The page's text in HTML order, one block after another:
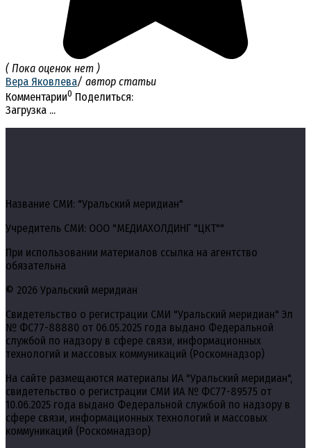
( Пока оценок нет )
Вера Яковлева/ автор статьи
Комментарии0 Поделиться:
Загрузка ...
Название СМИ: "Уральский меридиан"
Учредитель СМИ: ООО "МЕДИАХОЛДИНГ "ЦКТ""
При использовании материалов ссылка на агентство
обязательна
© 2026 Уральский меридиан
Свидетельство о регистрации СМИ "Уральский меридиан" Эл
№ ФС77-88880 от 06.05.2025 года выдано Федеральной
службой по надзору в сфере связи, информационных
технологий и массовых коммуникаций (Роскомнадзор)
На сайте размещаются материалы ИА "Уральский меридиан",
свидетельство о регистрации СМИ ИА № ФС77-89575 от
10.06.2025 года выдано Федеральной службой по надзору в
сфере связи, информационных технологий и массовых
коммуникаций (Роскомнадзор)